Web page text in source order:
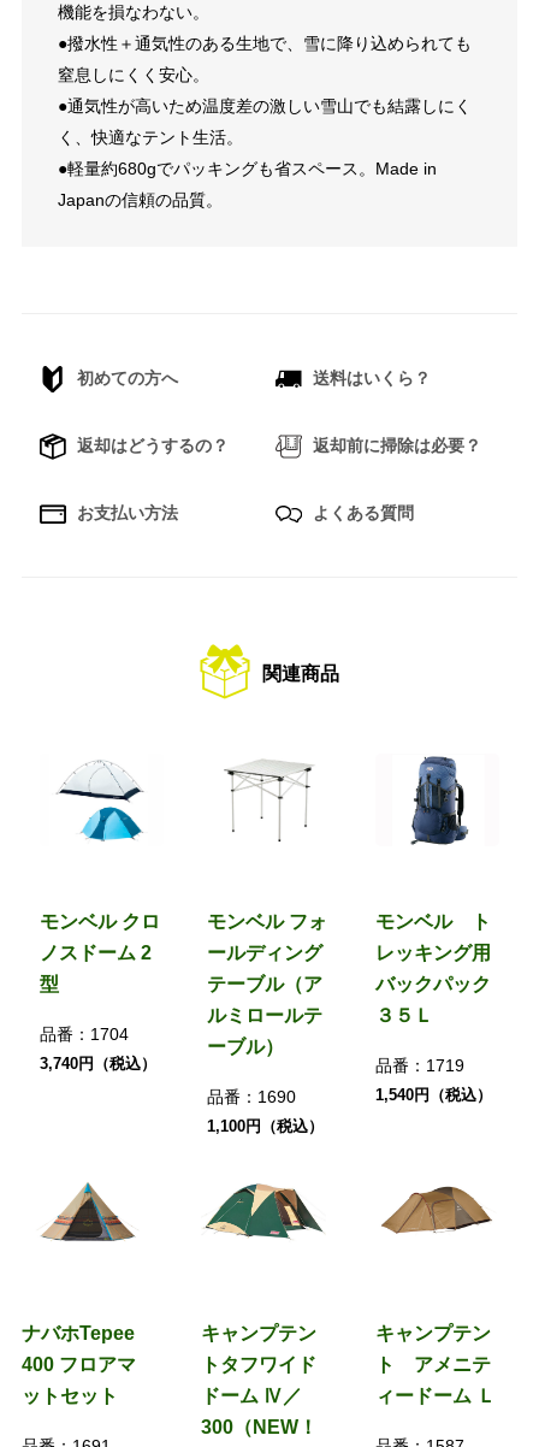
機能を損なわない。
●撥水性＋通気性のある生地で、雪に降り込められても
窒息しにくく安心。
●通気性が高いため温度差の激しい雪山でも結露しにく
く、快適なテント生活。
●軽量約680gでパッキングも省スペース。Made in
Japanの信頼の品質。
初めての方へ 送料はいくら？
返却はどうするの？ 返却前に掃除は必要？
お支払い方法 よくある質問
関連商品
モンベル クロ
ノスドーム 2
型
品番： 1704
3,740円（税込）
モンベル フォ
ールディング
テーブル（ア
ルミロールテ
ーブル）
品番： 1690
1,100円（税込）
モンベル ト
レッキング用
バックパック
３５Ｌ
品番： 1719
1,540円（税込）
ナバホTepee
400 フロアマ
ットセット
キャンプテン
トタフワイド
ドーム Ⅳ／
300（NEW！
キャンプテン
ト アメニテ
ィードーム Ｌ